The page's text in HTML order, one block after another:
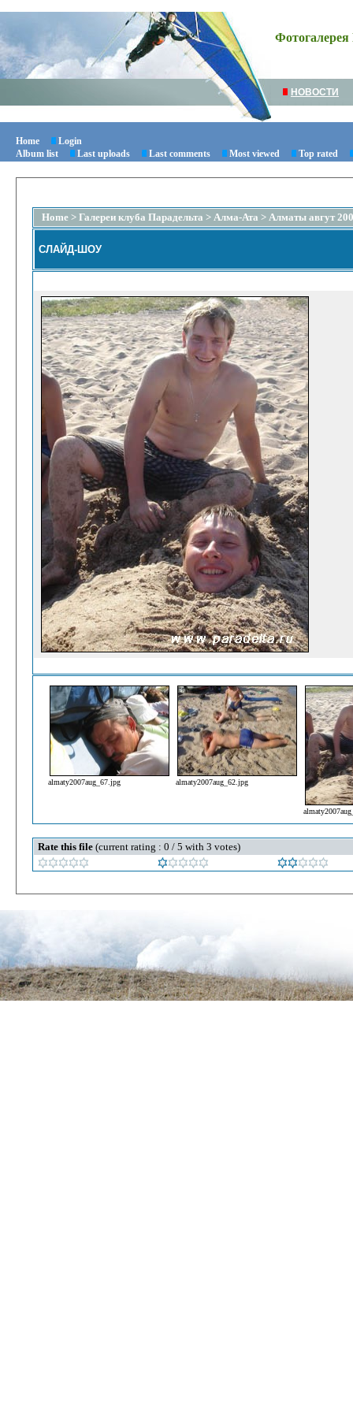
Фотогалерея
НОВОСТИ
Home
Login
Album list
Last uploads Last comments Most viewed Top rated
Home > Галереи клуба Парадельта > Алма-Ата > Алматы авгут
СЛАЙД-ШОУ
almaty2007aug_67.jpg almaty2007aug_62.jpg
Rate this file (current rating : 0 / 5 with 3 votes)